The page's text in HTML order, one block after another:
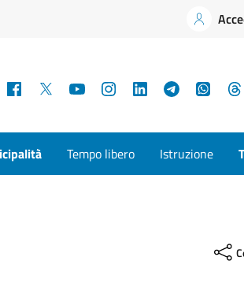
Facebook YouTubeInstagramLinkedInTelegram
Tempo libero Istruzione